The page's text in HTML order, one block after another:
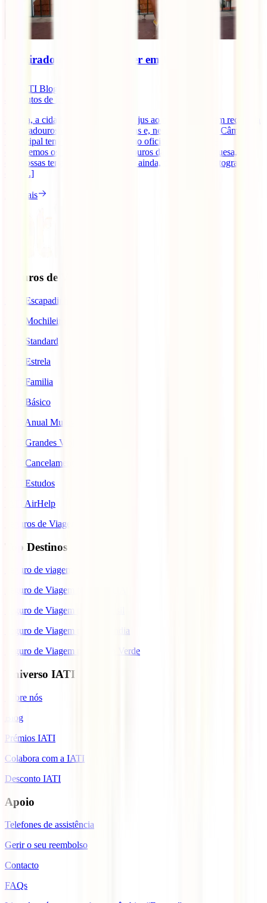
10 miradouros a não perder em Lisboa
IATI Blog
minutos de leitura
Lisboa, a cidade das 7 Colinas, faz jus ao nome e está bem recheada
de miradouros com vistas fantásticas e, neste momento, a Câmara
Municipal tem 19 deles eleitos como oficiais. E destes 19
escolhemos os 10 melhores Miradouros da capital portuguesa, para
que possas ter as melhores vistas, e ainda, tirar aquelas fotografias
que [...]
Ler mais
Seguros de Viagem
IATI Escapadinhas
IATI Mochileiro
IATI Standard
IATI Estrela
IATI Familia
IATI Básico
IATI Anual Multiviagem
IATI Grandes Viajantes
IATI Cancelamento Premium
IATI Estudos
IATI AirHelp
Seguros de Viagem
Top Destinos
Seguro de viagem para o Japão
Seguro de Viagem para os EUA
Seguro de Viagem para o Brasil
Seguro de Viagem para Tailândia
Seguro de Viagem para Cabo Verde
Universo IATI
Sobre nós
Blog
Prémios IATI
Colabora com a IATI
Desconto IATI
Apoio
Telefones de assistência
Gerir o seu reembolso
Contacto
FAQs